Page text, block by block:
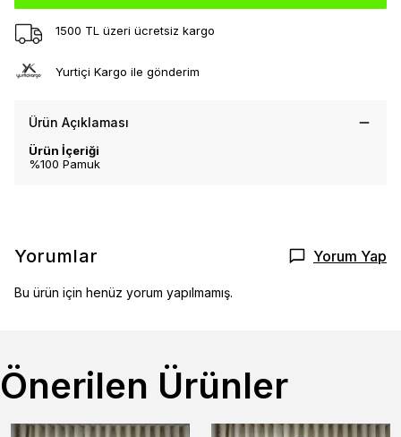
1500 TL üzeri ücretsiz kargo
Yurtiçi Kargo ile gönderim
Ürün Açıklaması
Ürün İçeriği
%100 Pamuk
Yorumlar Yorum Yap
Bu ürün için henüz yorum yapılmamış.
Önerilen Ürünler